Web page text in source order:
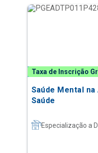
Taxa de Inscrição
Saúde Mental
Saúde
Especialização a